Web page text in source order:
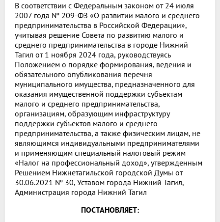
В соответствии с Федеральным законом от 24 июля
2007 года № 209-ФЗ «О развитии малого и среднего
предпринимательства в Российской Федерации»,
учитывая решение Совета по развитию малого и
среднего предпринимательства в городе Нижний
Тагил от 1 ноября 2024 года, руководствуясь
Положением о порядке формирования, ведения и
обязательного опубликования перечня
муниципального имущества, предназначенного для
оказания имущественной поддержки субъектам
малого и среднего предпринимательства,
организациям, образующим инфраструктуру
поддержки субъектов малого и среднего
предпринимательства, а также физическим лицам, не
являющимся индивидуальными предпринимателями
и применяющим специальный налоговый режим
«Налог на профессиональный доход», утвержденным
Решением Нижнетагильской городской Думы от
30.06.2021 № 30, Уставом города Нижний Тагил,
Администрация города Нижний Тагил
ПОСТАНОВЛЯЕТ: